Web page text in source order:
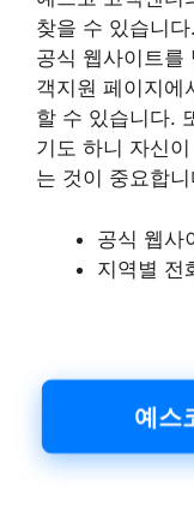
찾을 수 있습니
공식 웹사이트를
객지원 페이지에
할 수 있습니다.
기도 하니 자신
는 것이 중요합니
공식 웹사
지역별 전
예스